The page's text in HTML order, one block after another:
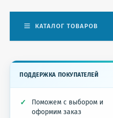
КАТАЛОГ ТОВАРОВ
ПОДДЕРЖКА ПОКУПАТЕЛЕЙ
Поможем с выбором и
оформим заказ